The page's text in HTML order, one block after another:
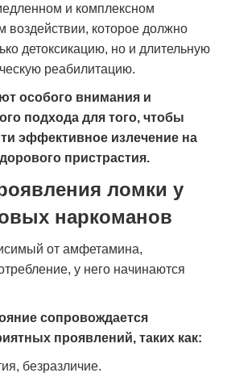
и комплексном
воздействии, которое должно
детоксикацию, но и длительную
реабилитацию.
особого внимания и
подхода для того, чтобы
эффективное излечение на
пристрастия.
ломки у
наркоманов
от амфетамина,
у него начинаются
сопровождается
проявлений, таких как:
безразличие.